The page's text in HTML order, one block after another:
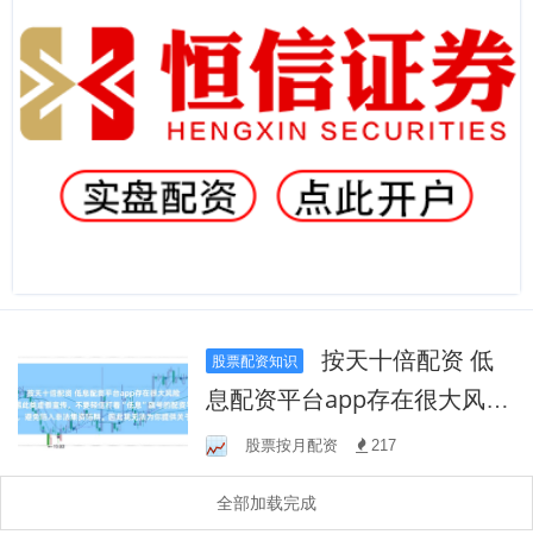
股票配资知识
按天十倍配资 低
息配资平台app存在很大风
险，监管部门多次提示警惕
此类虚假宣传，不要轻信打
着“低息”旗号的配资平台，避
股票按月配资 217
全部加载完成